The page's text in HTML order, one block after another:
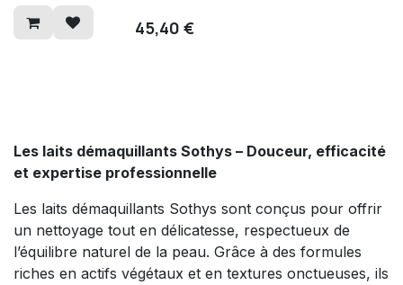
45,40 €
Les laits démaquillants Sothys – Douceur, efficacité
et expertise professionnelle
Les laits démaquillants Sothys sont conçus pour offrir
un nettoyage tout en délicatesse, respectueux de
l’équilibre naturel de la peau. Grâce à des formules
riches en actifs végétaux et en textures onctueuses, ils